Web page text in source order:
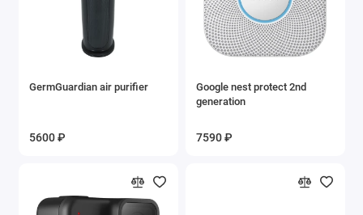
GermGuardian air purifier
5600 ₽
Google nest protect 2nd
generation
7590 ₽